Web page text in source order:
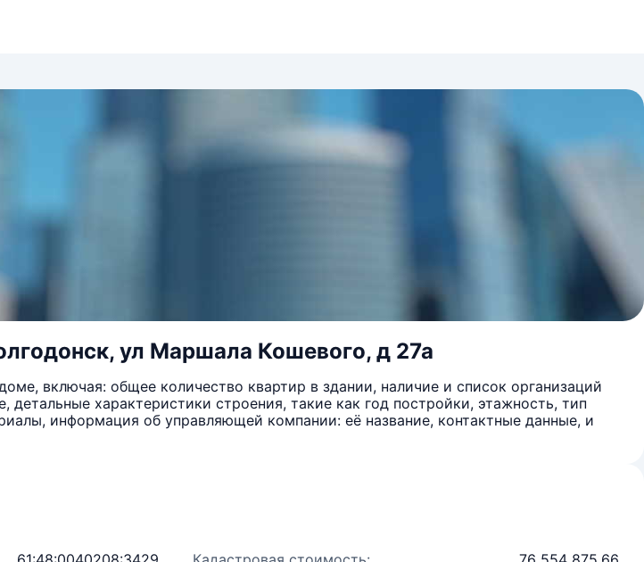
ул Маршала Кошевого, д 27а
включая: общее количество квартир в здании, наличие и список организаций
характеристики строения, такие как год постройки, этажность, тип
информация об управляющей компании: её название, контактные данные, и